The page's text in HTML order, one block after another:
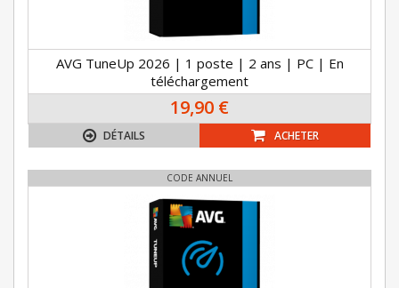
AVG TuneUp 2026 | 1 poste | 2 ans | PC | En
téléchargement
19,90 €
DÉTAILS ACHETER
CODE ANNUEL